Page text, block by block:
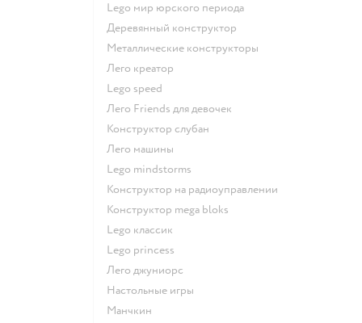
Lego мир юрского периода
Деревянный конструктор
Металлические конструкторы
Лего креатор
Lego speed
Лего Friends для девочек
Конструктор слубан
Лего машины
Lego mindstorms
Конструктор на радиоуправлении
Конструктор mega bloks
Lego классик
Lego princess
Лего джуниорс
Настольные игры
Манчкин